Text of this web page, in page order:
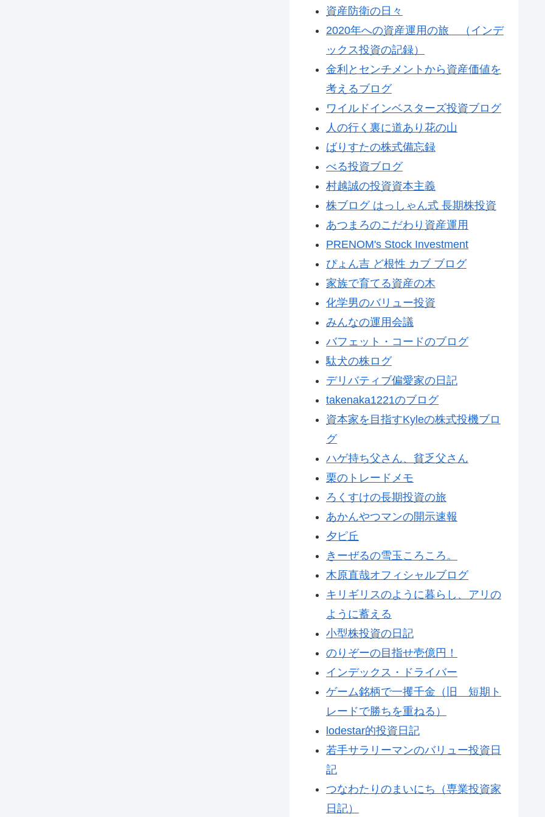
資産防衛の日々
2020年への資産運用の旅 （インデ
ックス投資の記録）
金利とセンチメントから資産価値を
考えるブログ
ワイルドインベスターズ投資ブログ
人の行く裏に道あり花の山
ばりすたの株式備忘録
べる投資ブログ
村越誠の投資資本主義
株ブログ はっしゃん式 長期株投資
あつまろのこだわり資産運用
PRENOM's Stock Investment
ぴょん吉 ど根性 カブ ブログ
家族で育てる資産の木
化学男のバリュー投資
みんなの運用会議
バフェット・コードのブログ
駄犬の株ログ
デリバティブ偏愛家の日記
takenaka1221のブログ
資本家を目指すKyleの株式投機ブロ
グ
ハゲ持ち父さん、貧乏父さん
栗のトレードメモ
ろくすけの長期投資の旅
あかんやつマンの開示速報
夕ピ丘
きーぜるの雪玉ころころ。
木原直哉オフィシャルブログ
キリギリスのように暮らし、アリの
ように蓄える
小型株投資の日記
のりぞーの目指せ壱億円！
インデックス・ドライバー
ゲーム銘柄で一攫千金（旧 短期ト
レードで勝ちを重ねる）
lodestar的投資日記
若手サラリーマンのバリュー投資日
記
つなわたりのまいにち（専業投資家
日記）